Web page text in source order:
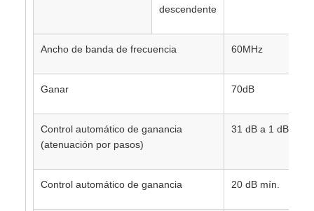
descendente
Ancho de banda de frecuencia 60MHz
Ganar 70dB
Control automático de ganancia
(atenuación por pasos)
31 dB a 1 dB/paso
Control automático de ganancia 20 dB mín.